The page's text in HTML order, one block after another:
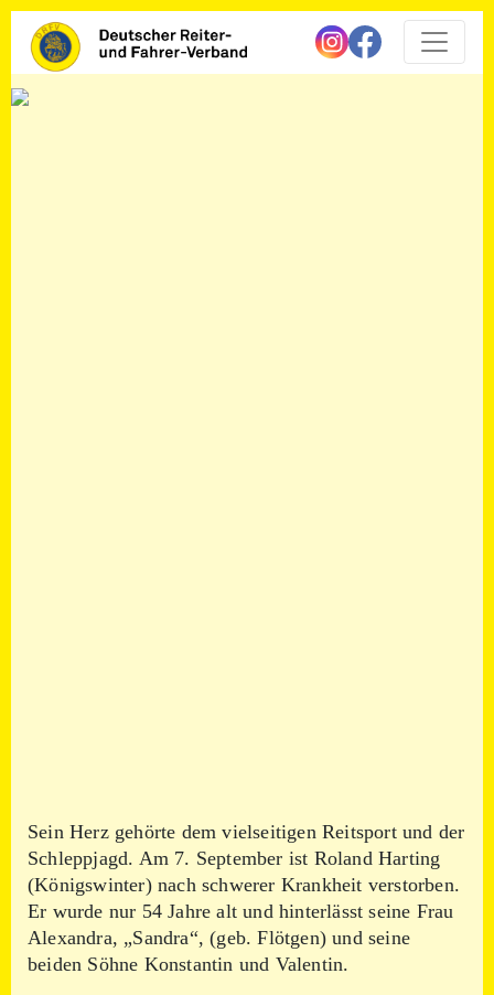
Sein Herz gehörte dem vielseitigen Reitsport und der
Schleppjagd. Am 7. September ist Roland Harting
(Königswinter) nach schwerer Krankheit verstorben.
Er wurde nur 54 Jahre alt und hinterlässt seine Frau
Alexandra, „Sandra“, (geb. Flötgen) und seine
beiden Söhne Konstantin und Valentin.